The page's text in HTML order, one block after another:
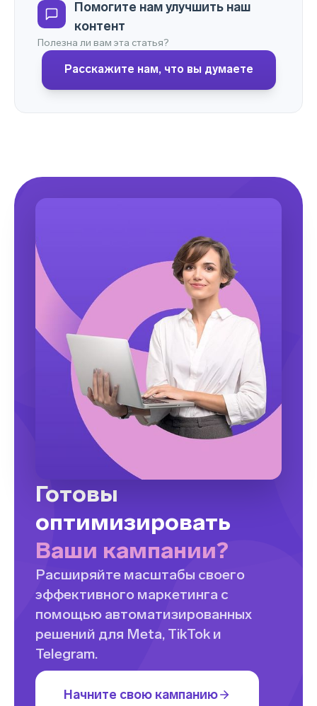
Помогите нам улучшить наш
контент
Полезна ли вам эта статья?
Расскажите нам, что вы думаете
Готовы
оптимизировать
Ваши кампании?
Расширяйте масштабы своего
эффективного маркетинга с
помощью автоматизированных
решений для Meta, TikTok и
Telegram.
Начните свою кампанию